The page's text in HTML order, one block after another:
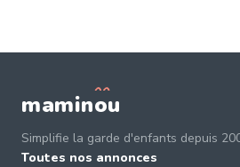
maminou
Simplifie la garde d'enfants depuis
Toutes nos annonces